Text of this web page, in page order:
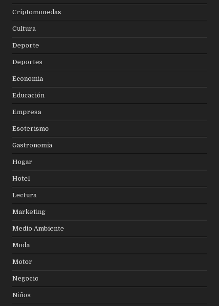
Criptomonedas
Cultura
Deporte
Deportes
Economia
Educación
Empresa
Esoterismo
Gastronomia
Hogar
Hotel
Lectura
Marketing
Medio Ambiente
Moda
Motor
Negocio
Niños